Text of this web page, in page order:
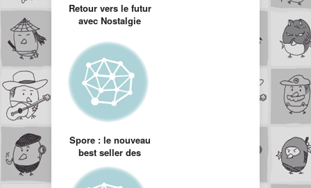
Retour vers le futur
avec Nostalgie
Spore : le nouveau
best seller des
créateurs des Sims